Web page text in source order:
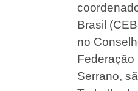
Brasil
no
Federação
Serrano,